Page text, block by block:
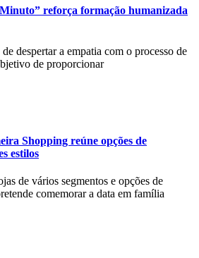
reforça formação humanizada
despertar a empatia com o processo de
de proporcionar
Shopping reúne opções de
estilos
de vários segmentos e opções de
comemorar a data em família